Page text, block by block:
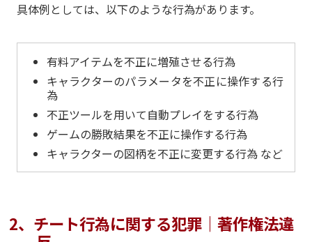
具体例としては、以下のような行為があります。
有料アイテムを不正に増殖させる行為
キャラクターのパラメータを不正に操作する行
為
不正ツールを用いて自動プレイをする行為
ゲームの勝敗結果を不正に操作する行為
キャラクターの図柄を不正に変更する行為 など
2、チート行為に関する犯罪｜著作権法違